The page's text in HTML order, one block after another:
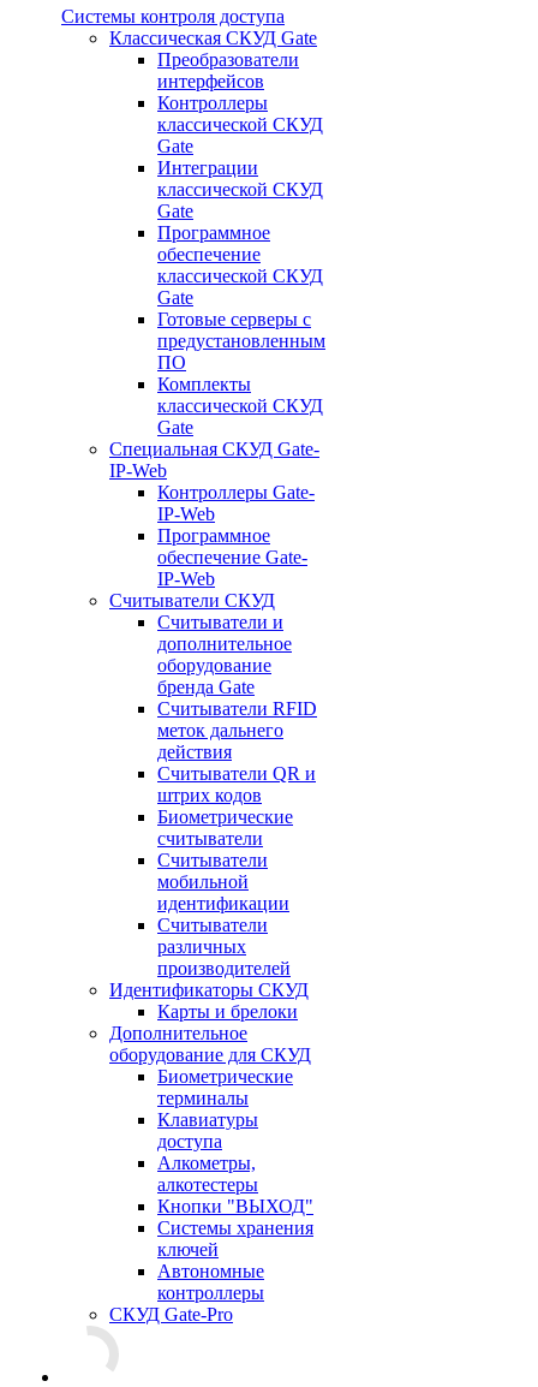
Системы контроля доступа
Классическая СКУД Gate
Преобразователи
интерфейсов
Контроллеры
классической СКУД
Gate
Интеграции
классической СКУД
Gate
Программное
обеспечение
классической СКУД
Gate
Готовые серверы с
предустановленным
ПО
Комплекты
классической СКУД
Gate
Специальная СКУД Gate-
IP-Web
Контроллеры Gate-
IP-Web
Программное
обеспечение Gate-
IP-Web
Считыватели СКУД
Считыватели и
дополнительное
оборудование
бренда Gate
Считыватели RFID
меток дальнего
действия
Считыватели QR и
штрих кодов
Биометрические
считыватели
Считыватели
мобильной
идентификации
Считыватели
различных
производителей
Идентификаторы СКУД
Карты и брелоки
Дополнительное
оборудование для СКУД
Биометрические
терминалы
Клавиатуры
доступа
Алкометры,
алкотестеры
Кнопки "ВЫХОД"
Системы хранения
ключей
Автономные
контроллеры
СКУД Gate-Pro